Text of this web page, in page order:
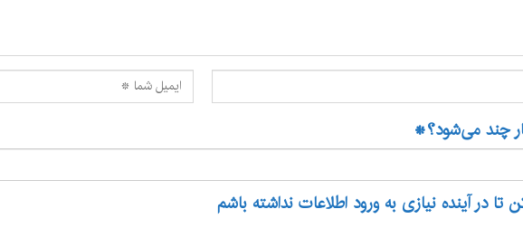
چند می‌شود؟*
تا در آینده نیازی به ورود اطلاعات نداشته باشم